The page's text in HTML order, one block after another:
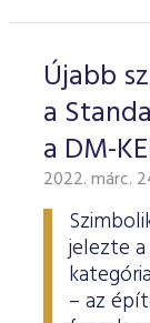
Újabb
a
a DM-
2022. márc.
jelezte
– az